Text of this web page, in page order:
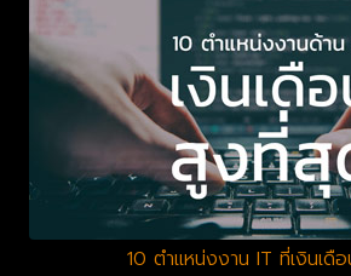
10 ตำแหน่งงาน IT ที่เงินเดื